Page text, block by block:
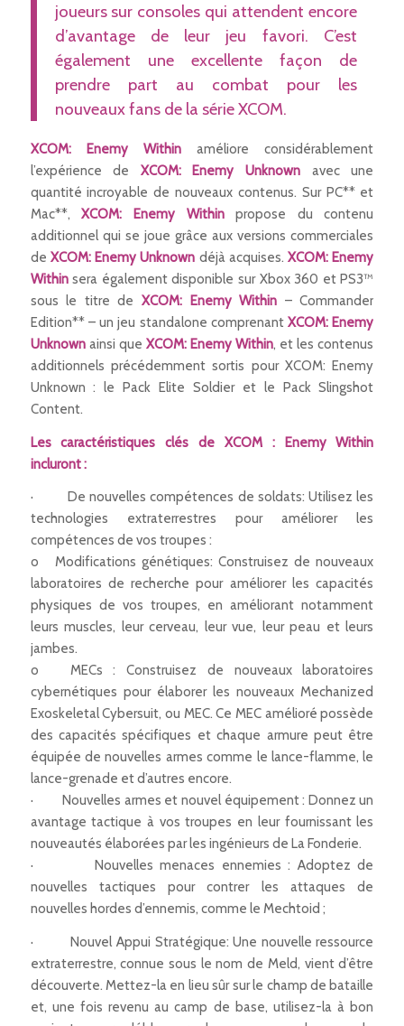
joueurs sur consoles qui attendent encore
d’avantage de leur jeu favori. C’est
également une excellente façon de
prendre part au combat pour les
nouveaux fans de la série XCOM.
XCOM: Enemy Within améliore considérablement
l’expérience de XCOM: Enemy Unknown avec une
quantité incroyable de nouveaux contenus. Sur PC** et
Mac**,XCOM: Enemy Withinpropose du contenu
additionnel qui se joue grâce aux versions commerciales
de XCOM: Enemy Unknown déjà acquises.XCOM: Enemy
Withinsera également disponible sur Xbox 360 et PS3™
sous le titre de XCOM: Enemy Within – Commander
Edition** – un jeu standalone comprenantXCOM: Enemy
Unknownainsi que XCOM: Enemy Within, et les contenus
additionnels précédemment sortis pour XCOM: Enemy
Unknown : le Pack Elite Soldier et le Pack Slingshot
Content.
Les caractéristiques clés de XCOM : Enemy Within
incluront :
· De nouvelles compétences de soldats: Utilisez les
technologies extraterrestres pour améliorer les
compétences de vos troupes :
o Modifications génétiques: Construisez de nouveaux
laboratoires de recherche pour améliorer les capacités
physiques de vos troupes, en améliorant notamment
leurs muscles, leur cerveau, leur vue, leur peau et leurs
jambes.
o MECs : Construisez de nouveaux laboratoires
cybernétiques pour élaborer les nouveaux Mechanized
Exoskeletal Cybersuit, ou MEC. Ce MEC amélioré possède
des capacités spécifiques et chaque armure peut être
équipée de nouvelles armes comme le lance-flamme, le
lance-grenade et d’autres encore.
· Nouvelles armes et nouvel équipement : Donnez un
avantage tactique à vos troupes en leur fournissant les
nouveautés élaborées par les ingénieurs de La Fonderie.
· Nouvelles menaces ennemies : Adoptez de
nouvelles tactiques pour contrer les attaques de
nouvelles hordes d’ennemis, comme le Mechtoid ;
· Nouvel Appui Stratégique: Une nouvelle ressource
extraterrestre, connue sous le nom de Meld, vient d’être
découverte. Mettez-la en lieu sûr sur le champ de bataille
et, une fois revenu au camp de base, utilisez-la à bon